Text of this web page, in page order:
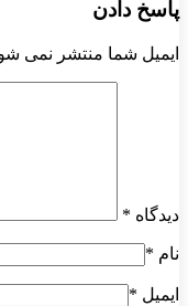
پاسخ دادن
ایمیل شما منتشر نمی
دیدگاه *
نام *
ایمیل *